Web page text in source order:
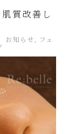
質改善し
お知らせ, フェ